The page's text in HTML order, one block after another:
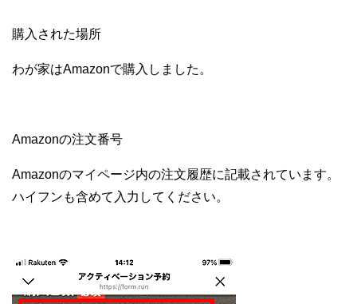
購入された場所
わが家はAmazonで購入しました。
Amazonの注文番号
Amazonのマイページ内の注文履歴に記載されています。
ハイフンも含めて入力してください。